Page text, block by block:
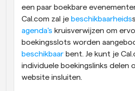
een paar boekbare
Cal.com zal je beschikbaarheids
agenda's kruisverwijzen om
beschikbaar bent. Je kunt je
individuele boekingslinks delen
website insluiten.